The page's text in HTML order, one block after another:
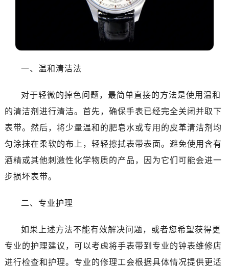
一、温和清洁法
对于轻微的掉色问题，最简单直接的方法是使用温和
的清洁剂进行清洁。首先，确保手表已经完全关闭并取下
表带。然后，将少量温和的肥皂水或专用的皮革清洁剂均
匀涂抹在柔软的布上，轻轻擦拭表带表面。避免使用含有
酒精或其他刺激性化学物质的产品，因为它们可能会进一
步损坏表带。
二、专业护理
如果上述方法不能有效解决问题，或者您希望获得更
专业的护理建议，可以考虑将手表带到专业的钟表维修店
进行检查和护理。专业的修理工会根据具体情况提供更适